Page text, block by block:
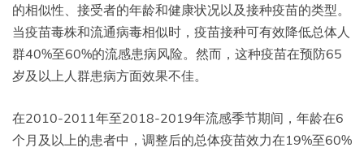
的相似性、接受者的年龄和健康状况以及接种疫苗的类型。
当疫苗毒株和流通病毒相似时，疫苗接种可有效降低总体人
群40%至60%的流感患病风险。然而，这种疫苗在预防65
岁及以上人群患病方面效果不佳。
在2010-2011年至2018-2019年流感季节期间，年龄在6
个月及以上的患者中，调整后的总体疫苗效力在19%至60%